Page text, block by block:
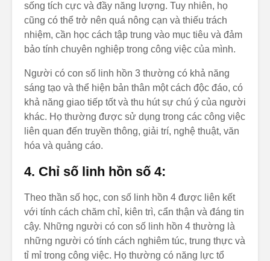
sống tích cực và đầy năng lượng. Tuy nhiên, họ
cũng có thể trở nên quá nông cạn và thiếu trách
nhiệm, cần học cách tập trung vào mục tiêu và đảm
bảo tính chuyên nghiệp trong công việc của mình.
Người có con số linh hồn 3 thường có khả năng
sáng tạo và thể hiện bản thân một cách độc đáo, có
khả năng giao tiếp tốt và thu hút sự chú ý của người
khác. Họ thường được sử dụng trong các công việc
liên quan đến truyền thông, giải trí, nghệ thuật, văn
hóa và quảng cáo.
4. Chỉ số linh hồn số 4:
Theo thần số học, con số linh hồn 4 được liên kết
với tính cách chăm chỉ, kiên trì, cẩn thận và đáng tin
cậy. Những người có con số linh hồn 4 thường là
những người có tính cách nghiêm túc, trung thực và
tỉ mỉ trong công việc. Họ thường có năng lực tổ